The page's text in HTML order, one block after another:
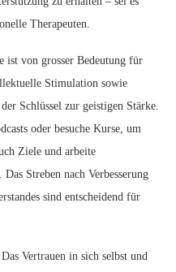
Therapeuten.
ist von grosser Bedeutung für
Stimulation sowie
Schlüssel zur geistigen Stärke.
oder besuche Kurse, um
Ziele und arbeite
Streben nach Verbesserung
sind entscheidend für
Vertrauen in sich selbst und